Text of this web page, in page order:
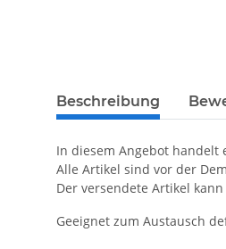
Beschreibung
In diesem Angebot handelt
Alle Artikel sind vor der
Der versendete Artikel
Geeignet zum Austausch